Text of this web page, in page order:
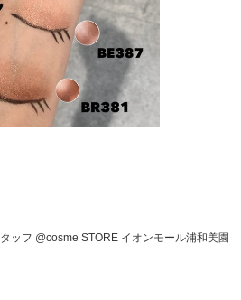
ッフ @cosme STORE イオンモール浦和美園